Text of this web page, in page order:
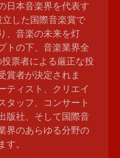
日本音楽界を代表す
した国際音楽賞で
、音楽の未来を灯
トの下、音楽業界全
票者による厳正な投
賞者が決定されま
ティスト、クリエイ
タッフ、コンサート
版社、そして国際音
界のあらゆる分野の
す。